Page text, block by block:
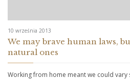
10 września 2013
We may brave human laws,
natural ones
Working from home meant we could vary